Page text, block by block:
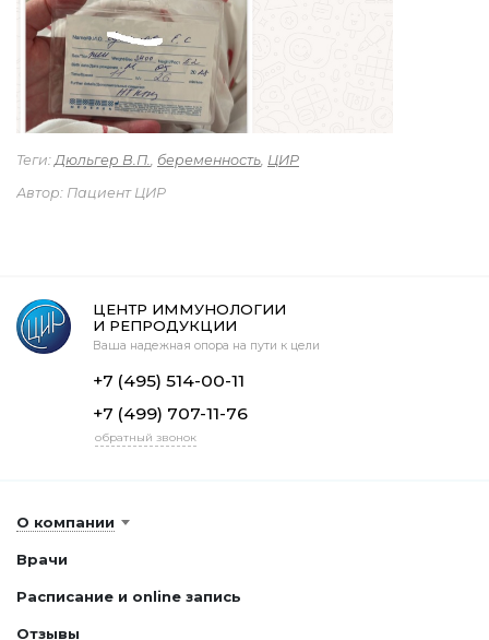
Теги:Дюльгер В.П., беременность, ЦИР
Автор: Пациент ЦИР
ЦЕНТР ИММУНОЛОГИИ
И РЕПРОДУКЦИИ
Ваша надежная опора на пути к цели
+7 (495) 514-00-11
+7 (499) 707-11-76
обратный звонок
О компании
Врачи
Расписание и online запись
Отзывы